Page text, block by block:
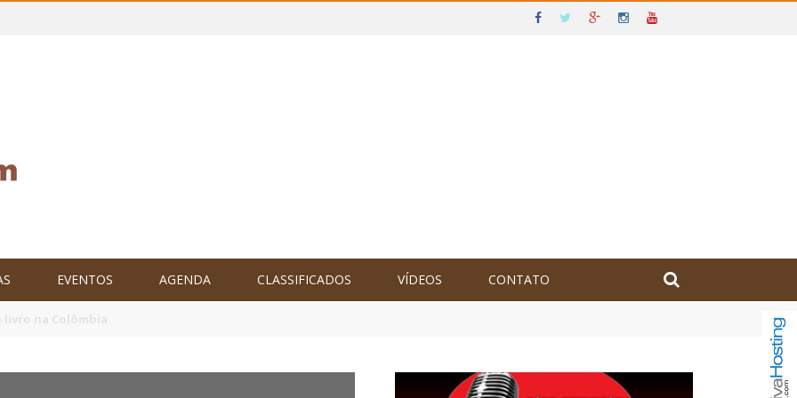
EVENTOS AGENDA CLASSIFICADOS VÍDEOS CONTATO
o Brasil no XXIV Parlamento Internacional de Escritores, na Colômbia